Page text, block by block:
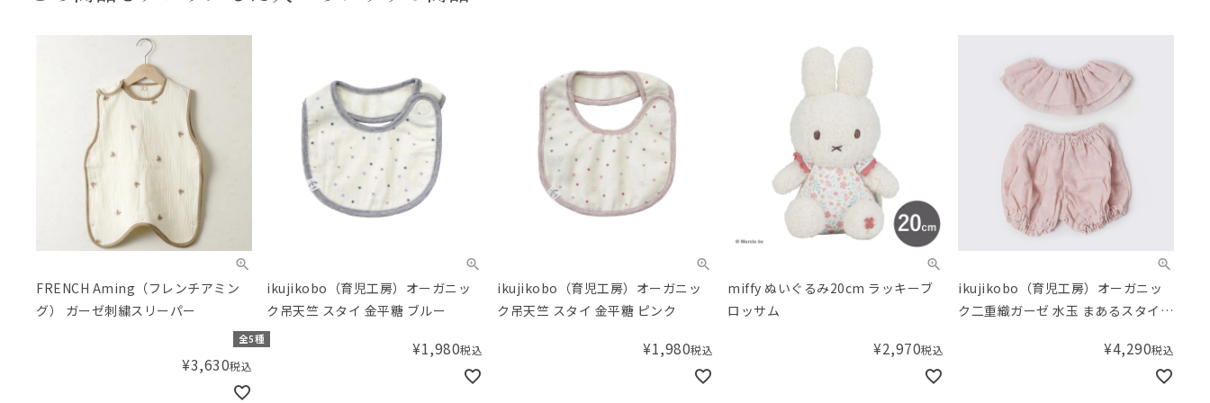
FRENCH Aming（フレンチアミン
グ） ガーゼ刺繍スリーパー
全5種
¥3,630税込
ikujikobo（育児工房）オーガニッ
ク吊天竺 スタイ 金平糖 ブルー
¥1,980税込
ikujikobo（育児工房）オーガニッ
ク吊天竺 スタイ 金平糖 ピンク
¥1,980税込
miffy ぬいぐるみ20cm ラッキーブ
ロッサム
¥2,970税込
ikujikobo（育児工房）オーガニッ
ク二重織ガーゼ 水玉 まあるスタイ＆
¥4,290税込